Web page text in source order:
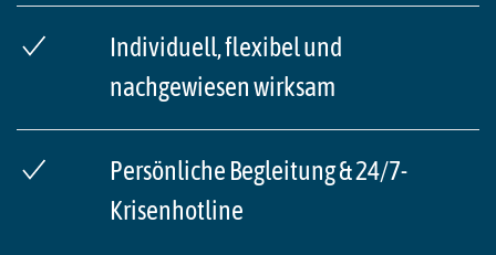
Individuell, flexibel und
nachgewiesen wirksam
Persönliche Begleitung & 24/7-
Krisenhotline